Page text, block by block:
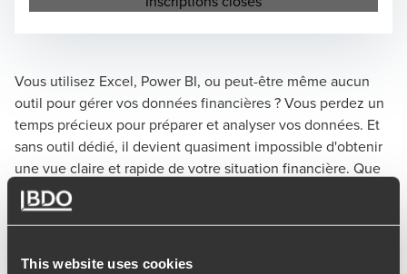
This website uses cookies
Vous utilisez Excel, Power BI, ou peut-être même aucun
outil pour gérer vos données financières ? Vous perdez un
temps précieux pour préparer et analyser vos données. Et
sans outil dédié, il devient quasiment impossible d'obtenir
une vue claire et rapide de votre situation financière. Que
diriez-vous de transformer vos données comptables en
analyses financières claires et visuelles, tout en gagnant en
Votre webinaire se déroulera de la façon suivante :